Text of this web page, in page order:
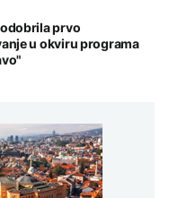
prvo
u okviru programa